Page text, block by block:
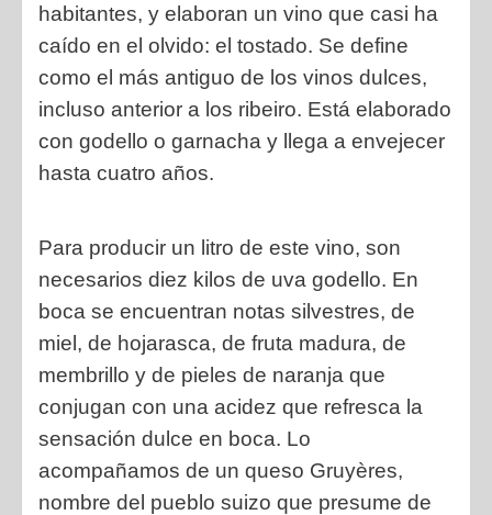
habitantes, y elaboran un vino que casi ha
caído en el olvido: el tostado. Se define
como el más antiguo de los vinos dulces,
incluso anterior a los ribeiro. Está elaborado
con godello o garnacha y llega a envejecer
hasta cuatro años.
Para producir un litro de este vino, son
necesarios diez kilos de uva godello. En
boca se encuentran notas silvestres, de
miel, de hojarasca, de fruta madura, de
membrillo y de pieles de naranja que
conjugan con una acidez que refresca la
sensación dulce en boca. Lo
acompañamos de un queso Gruyères,
nombre del pueblo suizo que presume de